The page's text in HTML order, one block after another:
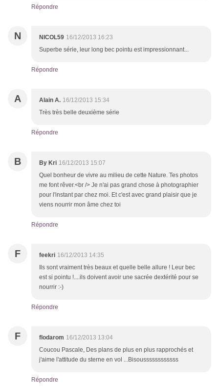
Répondre
N NICOL59 16/12/2013 16:23
Superbe série, leur long bec pointu est impressionnant...
Répondre
A Alain A. 16/12/2013 15:34
Très très belle deuxième série
Répondre
B By Kri 16/12/2013 15:07
Quel bonheur de vivre au milieu de cette Nature. Tes photos
me font rêver.<br /> Je n'ai pas grand chose à photographier
pour l'instant par chez moi. Et c'est avec grand plaisir que je
viens nourrir mon âme chez toi
Répondre
F feekri 16/12/2013 14:35
Ils sont vraiment très beaux et quelle belle allure ! Leur bec
est si pointu !....ils doivent avoir une sacrée dextérité pour se
nourrir :-)
Répondre
F flodarom 16/12/2013 13:04
Coucou Pascale, Des plans de plus en plus rapprochés et
j'aime l'attitude du sterne en vol ...Bisoussssssssssss
Répondre